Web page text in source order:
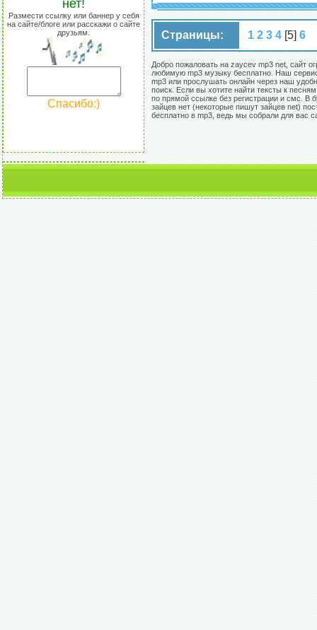
нет!
Размести ссылку или баннер у себя
на сайте/блоге или расскажи о сайте
друзьям.
Спасибо:)
Страницы: 1 2 3 4 [5] 6
Добро пожаловать на zaycev mp3 net, сайт
любимую mp3 музыку бесплатно. Наш
mp3 или прослушать онлайн через наш
поиск. Если вы хотите найти тексты к
по прямой ссылке без регистрации и смс.
зайцев нет (некоторые пишут зайцев net)
бесплатно в mp3, ведь мы собрали для вас